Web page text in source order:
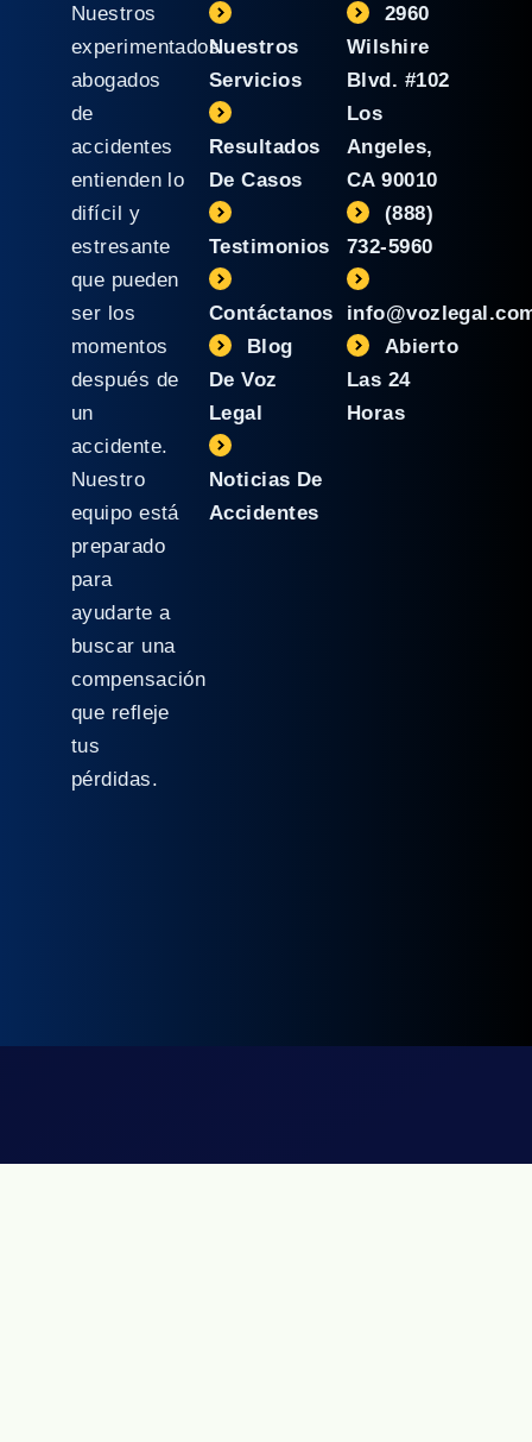
Nuestros
experimentados
abogados
de
accidentes
entienden lo
difícil y
estresante
que pueden
ser los
momentos
después de
un
accidente.
Nuestro
equipo está
preparado
para
ayudarte a
buscar una
compensación
que refleje
tus
pérdidas.
Nuestros
Servicios
Resultados
De Casos
Testimonios
Contáctanos
Blog
De Voz
Legal
Noticias De
Accidentes
2960
Wilshire
Blvd. #102
Los
Angeles,
CA 90010
(888)
732-5960
Abierto
Las 24
Horas